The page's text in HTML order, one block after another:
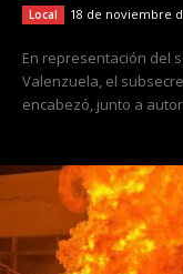
Local 18 de noviembre
En representación del
Valenzuela, el
encabezó, junto a